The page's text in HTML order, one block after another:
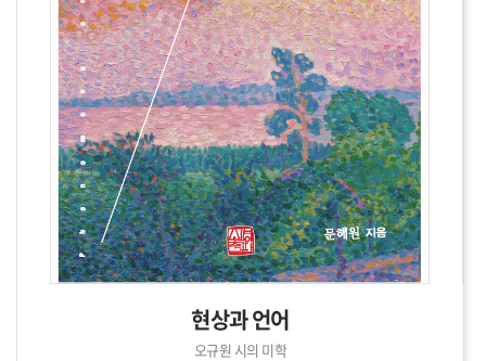
현상과 언어
오규원 시의 미학